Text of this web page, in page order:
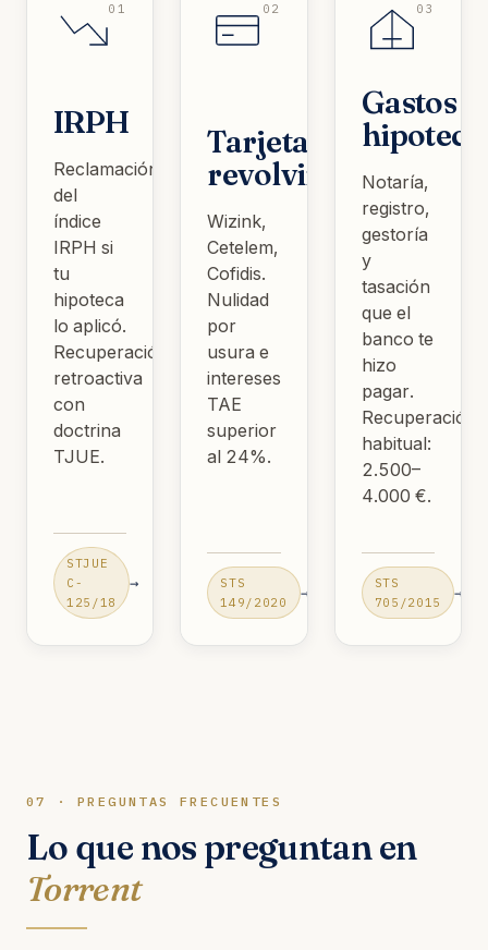
01
IRPH
Reclamación
del
índice
IRPH si
tu
hipoteca
lo aplicó.
Recuperación
retroactiva
con
doctrina
TJUE.
STJUE
C-
125/18
→
02
Tarjetas
revolving
Wizink,
Cetelem,
Cofidis.
Nulidad
por
usura e
intereses
TAE
superior
al 24%.
STS
149/2020
→
03
Gastos
Notaría,
registro,
gestoría
y
tasación
que el
banco te
hizo
pagar.
Recuperación
habitual:
2.500–
4.000 €.
STS
705/2015
→
07 · PREGUNTAS FRECUENTES
Lo que nos preguntan en
Torrent